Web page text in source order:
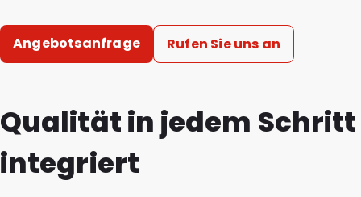
Angebotsanfrage Rufen Sie uns an
Qualität in jedem Schritt
integriert